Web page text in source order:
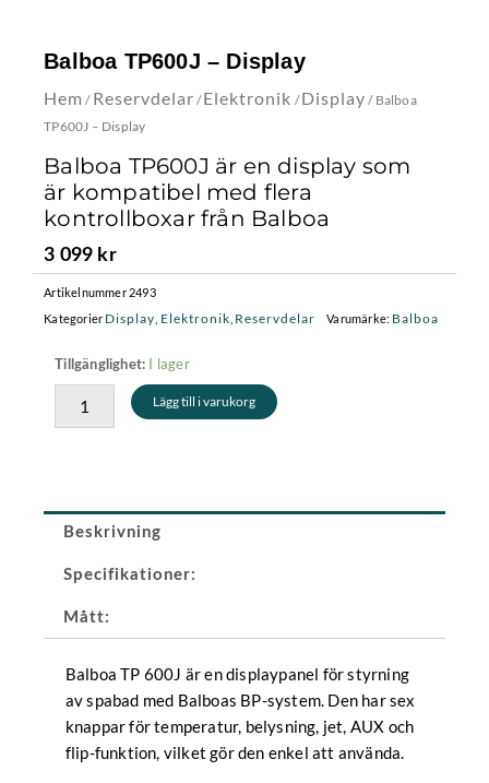
Balboa TP600J – Display
Hem / Reservdelar /Elektronik /Display / Balboa
TP600J – Display
Balboa TP600J är en display som
är kompatibel med flera
kontrollboxar från Balboa
3 099 kr
Artikelnummer 2493
Kategorier Display Elektronik Reservdelar Varumärke: Balboa
Tillgänglighet: I lager
Balboa
TP600J
Display
Lägg till i varukorg
Beskrivning
Specifikationer:
Mått:
Balboa TP 600J är en displaypanel för styrning
av spabad med Balboas BP-system. Den har sex
knappar för temperatur, belysning, jet, AUX och
flip-funktion, vilket gör den enkel att använda.